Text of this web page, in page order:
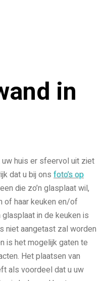
in
huis er sfeervol uit ziet
dat u bij ons foto’s op
die zo’n glasplaat wil,
of haar keuken en/of
glasplaat in de keuken is
niet aangetast zal worden
is het mogelijk gaten te
Het plaatsen van
als voordeel dat u uw